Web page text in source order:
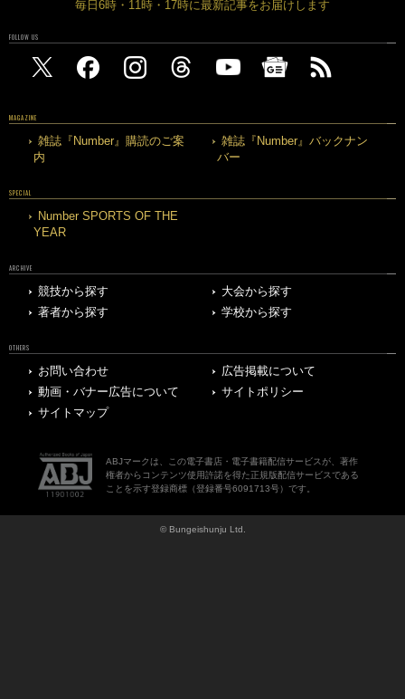
毎日6時・11時・17時に最新記事をお届けします
FOLLOW US
MAGAZINE
雑誌『Number』購読のご案
内
雑誌『Number』バックナン
バー
SPECIAL
Number SPORTS OF THE
YEAR
ARCHIVE
競技から探す
大会から探す
著者から探す
学校から探す
OTHERS
お問い合わせ
広告掲載について
動画・バナー広告について
サイトポリシー
サイトマップ
ABJマークは、この電子書店・電子書籍配信サービスが、著作
権者からコンテンツ使用許諾を得た正規版配信サービスである
ことを示す登録商標（登録番号6091713号）です。
© Bungeishunju Ltd.